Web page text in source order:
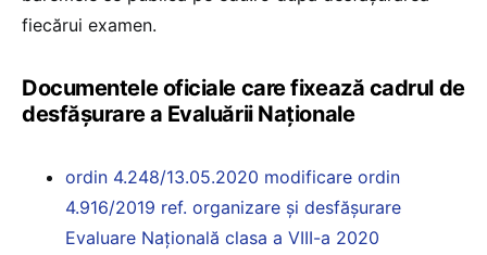
fiecărui examen.
Documentele oficiale care fixează cadrul de
desfășurare a Evaluării Naționale
ordin 4.248/13.05.2020 modificare ordin
4.916/2019 ref. organizare și desfășurare
Evaluare Națională clasa a VIII-a 2020